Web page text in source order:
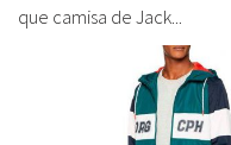
que camisa de Jack...